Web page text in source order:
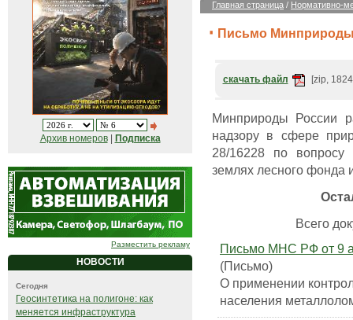
Архив номеров| Подписка
Разместить рекламу
НОВОСТИ
Сегодня
Геосинтетика на полигоне: как
меняется инфраструктура
Главная страница / Нормативно-
Письмо Минприроды
скачать файл [zip,
Минприроды России
надзору в сфере
28/16228 по вопросу
землях лесного фонда
Всего
Письмо МНС РФ от 9
(Письмо)
О применении
населения